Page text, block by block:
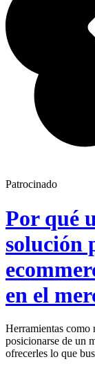
Patrocinado
Por qué
solución
en el
Herramientas como
posicionarse de un
ofrecerles lo que